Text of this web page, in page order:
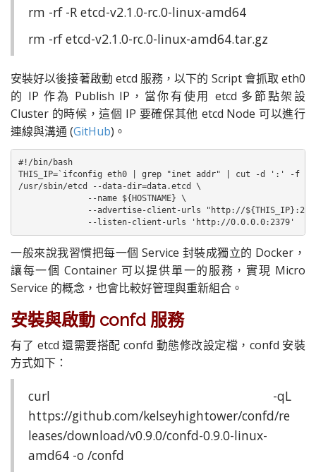
rm -rf -R etcd-v2.1.0-rc.0-linux-amd64
rm -rf etcd-v2.1.0-rc.0-linux-amd64.tar.gz
安裝好以後接著啟動 etcd 服務，以下的 Script 會抓取 eth0
的 IP 作為 Publish IP，當你有使用 etcd 多節點架設
Cluster 的時候，這個 IP 要確保其他 etcd Node 可以進行
連線與溝通 (GitHub)。
#!/bin/bash
THIS_IP=`ifconfig eth0 | grep "inet addr" | cut -d ':' -f
/usr/sbin/etcd --data-dir=data.etcd \
              --name ${HOSTNAME} \
--advertise-client-urls "http://
              --listen-client-urls 'http://0.0.0.0:2379'
一般來說我習慣把每一個 Service 封裝成獨立的 Docker，
讓每一個 Container 可以提供單一的服務，實現 Micro
Service 的概念，也會比較好管理與重新組合。
安裝與啟動 confd 服務
有了 etcd 還需要搭配 confd 動態修改設定檔，confd 安裝
方式如下：
curl -qL
https://github.com/kelseyhightower/confd/re
leases/download/v0.9.0/confd-0.9.0-linux-
amd64 -o /confd